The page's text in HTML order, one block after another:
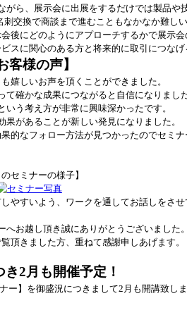
、展示会に出展をするだけでは製品や
交換で商談まで進むこともなかなか難しい
後にどのようにアプローチするかで展示会
に関心のある方と将来的に取引につなげ
客様の声】
嬉しいお声を頂くことができました。
て確かな成果につながると自信になりました
いう考え方が非常に興味深かったです。
果があることが新しい発見になりました。
的なフォロー方法が見つかったのでセミ
のセミナーの様子】
やすいよう、ワークを通してお話しをさせ
お越し頂き誠にありがとうございました。
頂きました方、重ねて感謝申しあげます。
2月も開催予定！
】を御盛況につきまして2月も開講致し